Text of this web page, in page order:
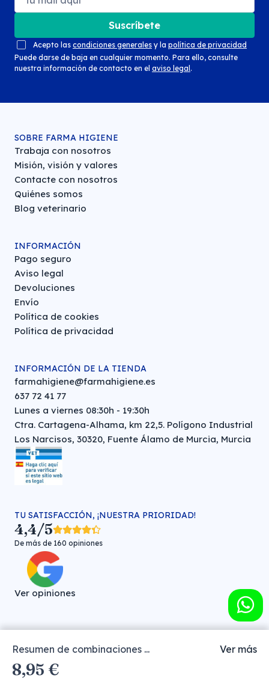
Resumen de combinaciones ... Ver más
8,95 €
Suscríbete
Acepto las condiciones generales y la política de privacidad
Puede darse de baja en cualquier momento. Para ello, consulte
nuestra información de contacto en el aviso legal .
SOBRE FARMA HIGIENE
Trabaja con nosotros
Misión, visión y valores
Contacte con nosotros
Quiénes somos
Blog veterinario
INFORMACIÓN
Pago seguro
Aviso legal
Devoluciones
Envío
Política de cookies
Política de privacidad
INFORMACIÓN DE LA TIENDA
farmahigiene@farmahigiene.es
637 72 41 77
Lunes a viernes 08:30h - 19:30h
Ctra. Cartagena-Alhama, km 22,5. Polígono Industrial
Los Narcisos, 30320, Fuente Álamo de Murcia, Murcia
TU SATISFACCIÓN, ¡NUESTRA PRIORIDAD!
4,4/5
De más de 160 opiniones
Ver opiniones
Farmacia veterinaria online © FARMA HIGIENE S.L. (CIF: B-
30706451)